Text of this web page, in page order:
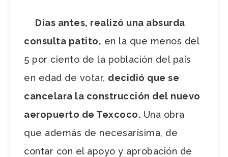
Días antes, realizó una absurda
consulta patito, en la que menos del
5 por ciento de la población del país
en edad de votar, decidió que se
cancelara la construcción del nuevo
aeropuerto de Texcoco. Una obra
que además de necesarísima, de
contar con el apoyo y aprobación de